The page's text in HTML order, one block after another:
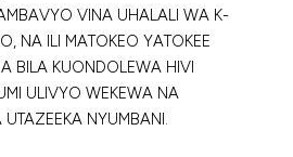
VINA UHALALI WA K-
NA ILI MATOKEO YATOKEE
BILA KUONDOLEWA HIVI
ULIVYO WEKEWA NA
NYUMBANI.